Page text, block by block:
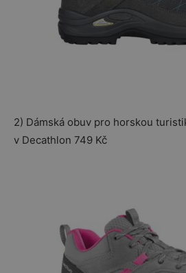
2) Dámská obuv pro horskou
v Decathlon 749 Kč